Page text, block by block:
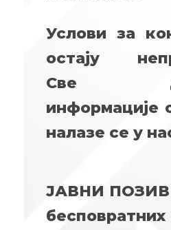
Услови за
остају
Све
информације
налазе се у
ЈАВНИ ПОЗИВ